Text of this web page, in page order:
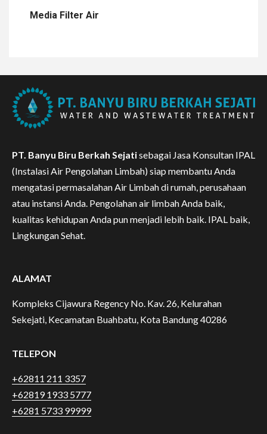
Media Filter Air
PT. Banyu Biru Berkah Sejatisebagai Jasa Konsultan IPAL
(Instalasi Air Pengolahan Limbah) siap membantu Anda
mengatasi permasalahan Air Limbah di rumah, perusahaan
atau instansi Anda. Pengolahan air limbah Anda baik,
kualitas kehidupan Anda pun menjadi lebih baik. IPAL baik,
Lingkungan Sehat.
ALAMAT
Kompleks Cijawura Regency No. Kav. 26, Kelurahan
Sekejati, Kecamatan Buahbatu, Kota Bandung 40286
TELEPON
+62811 211 3357
+62819 1933 5777
+6281 5733 99999